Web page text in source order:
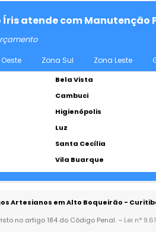
Íris atende com
Zona Sul Zona Leste
Bela Vista
Cambuci
Higienópolis
Luz
Santa Cecília
Vila Buarque
Artesianos em Alto Boqueirão -
no artigo 184 do Código Penal. – Lei n°